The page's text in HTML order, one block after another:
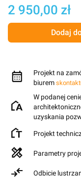
Cena
2 950,00 zł
Dodaj
Projekt na
biurem
W podanej
uzyskania
Projekt
Parametry
Odbicie